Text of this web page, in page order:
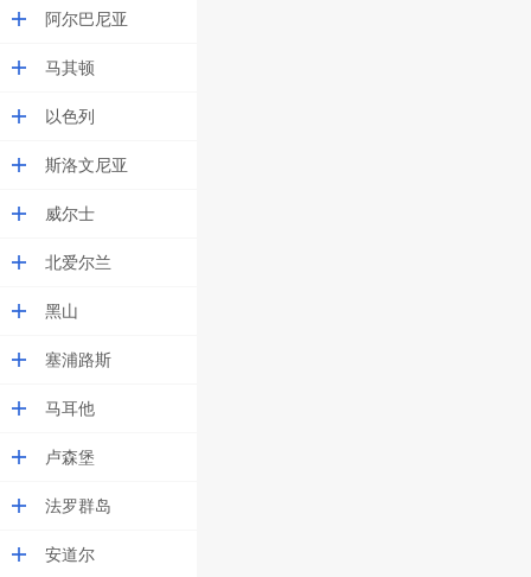
阿尔巴尼亚
马其顿
以色列
斯洛文尼亚
威尔士
北爱尔兰
黑山
塞浦路斯
马耳他
卢森堡
法罗群岛
安道尔